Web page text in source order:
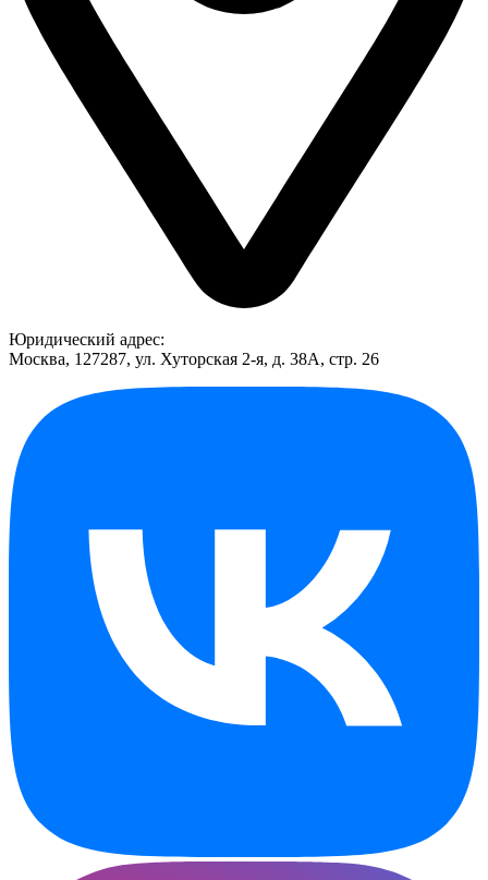
Юридический адрес:
Москва, 127287, ул. Хуторская 2-я, д. 38А, стр. 26